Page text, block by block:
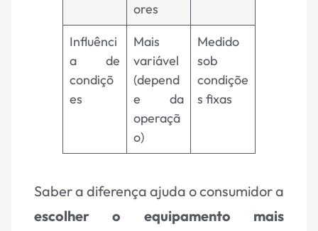
ores
Influênci
a de
condiçõ
es
Mais
variável
(depend
e da
operaçã
o)
Medido
sob
condiçõe
s fixas
Saber a diferença ajuda o consumidor a
escolher o equipamento mais